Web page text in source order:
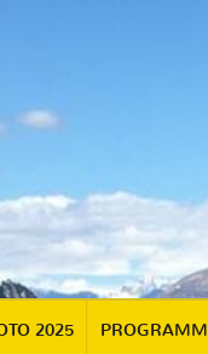
2025